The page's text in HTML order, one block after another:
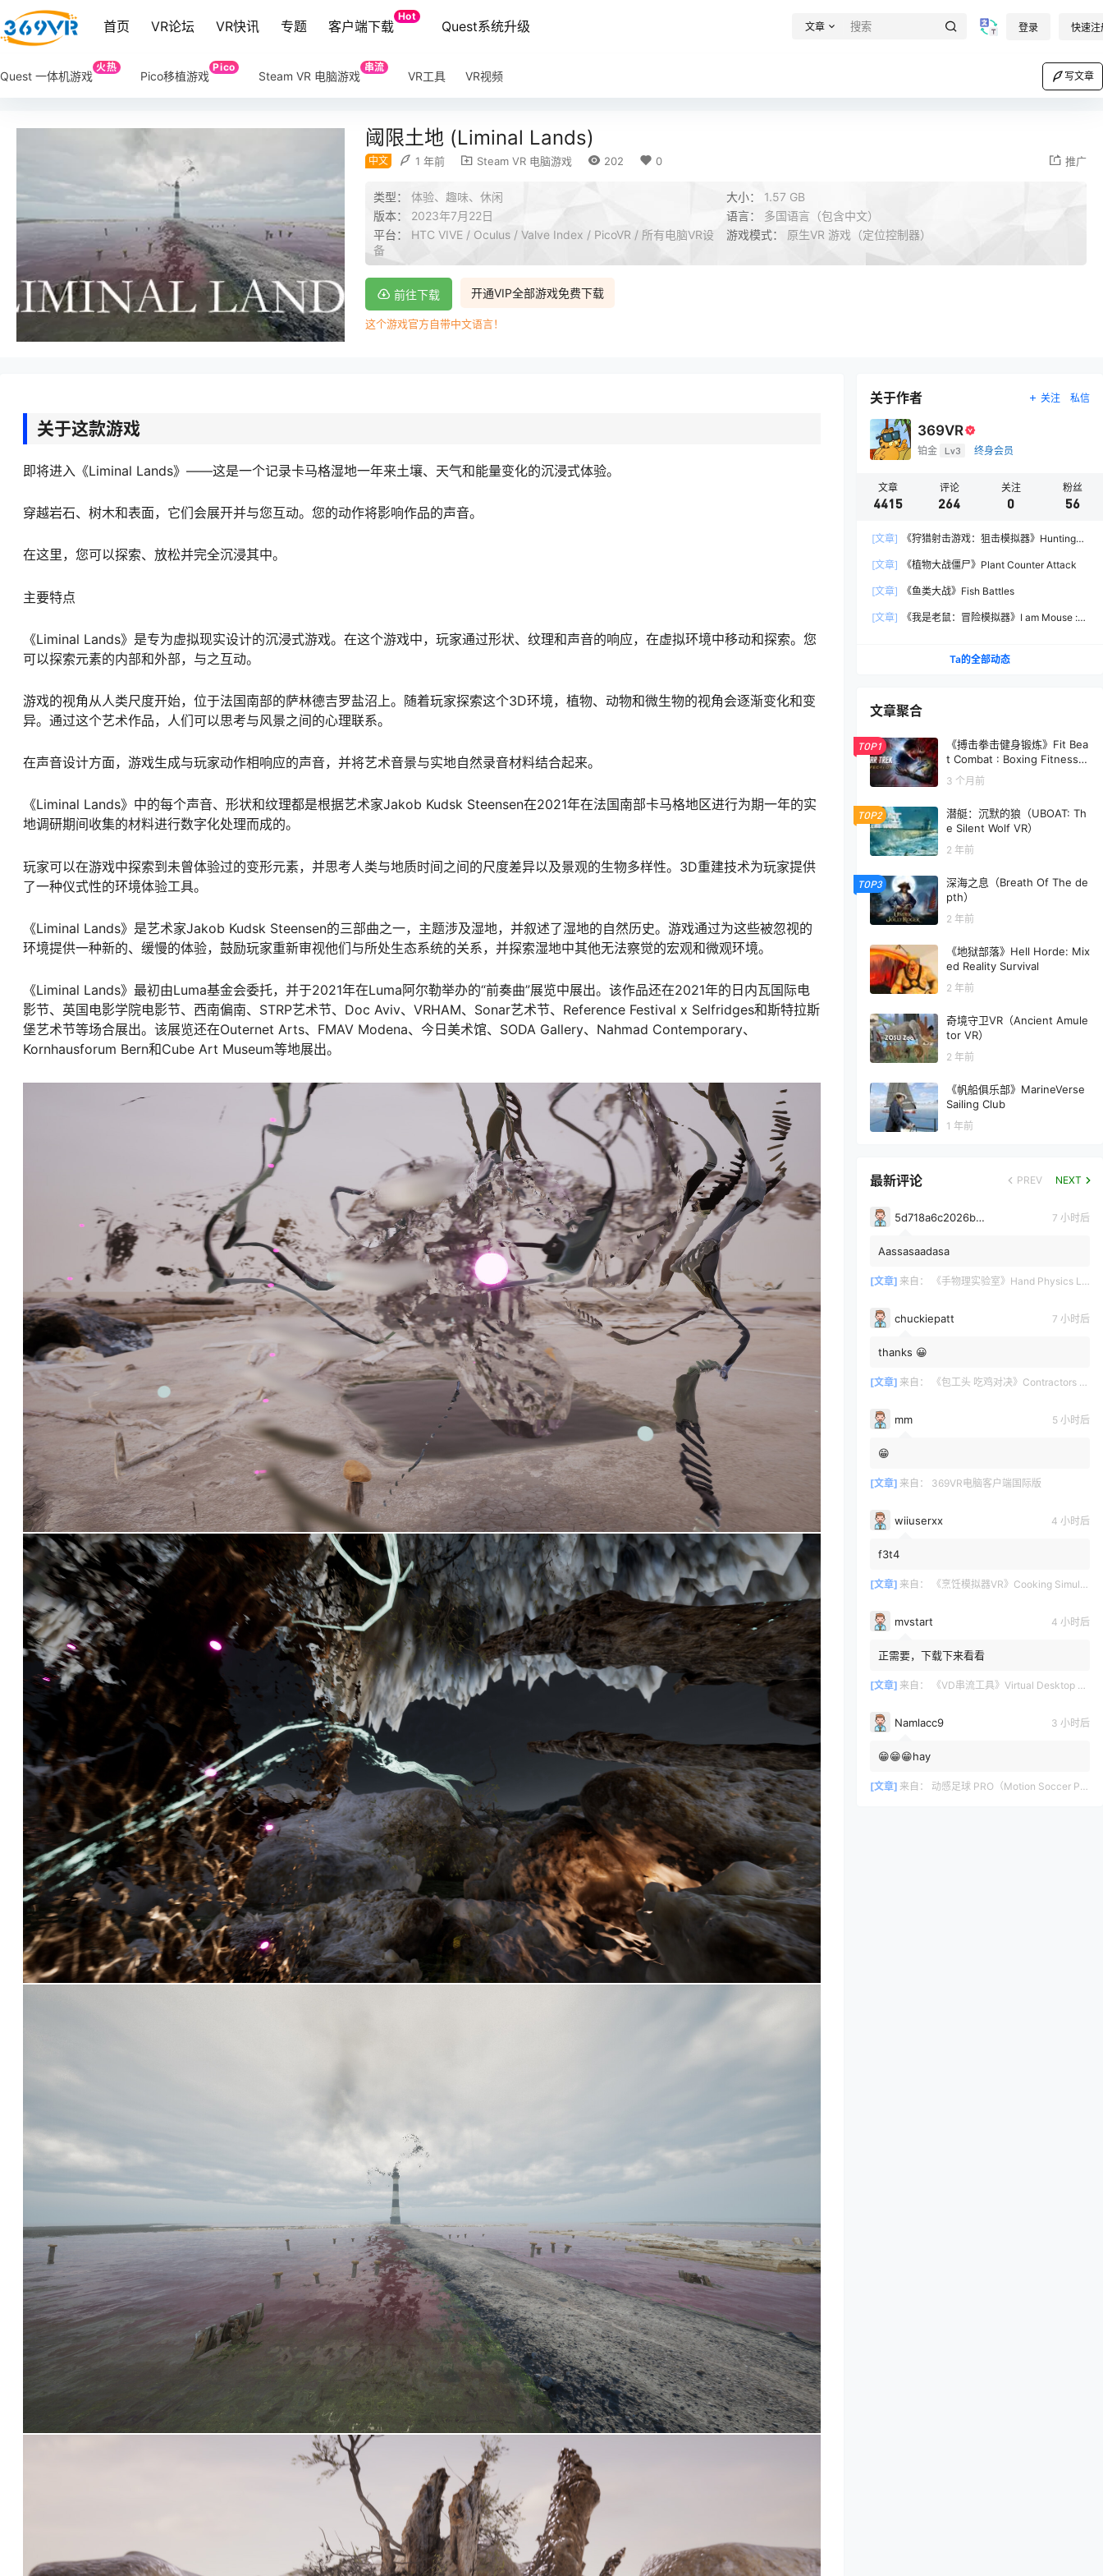
首页 VR论坛 VR快讯 专题 客户端下载
Hot
Quest系统升级 文章 登录 快速注
Quest 一体机游戏
火热
Pico移植游戏
Pico
Steam VR 电脑游戏
串流
VR工具 VR视频 写文章
阈限土地 (Liminal Lands)
中文 1 年前 Steam VR 电脑游戏 202 0 推广
类型： 体验、趣味、休闲 大小： 1.57 GB
版本： 2023年7月22日 语言： 多国语言（包含中文）
平台： HTC VIVE / Oculus / Valve Index / PicoVR / 所有电脑VR设
备
游戏模式： 原生VR 游戏（定位控制器）
开通VIP全部游戏免费下载
前往下载
这个游戏官方自带中文语言！
关于这款游戏
即将进入《Liminal Lands》——这是一个记录卡马格湿地一年来土壤、天气和能量变化的沉浸式体验。
穿越岩石、树木和表面，它们会展开并与您互动。您的动作将影响作品的声音。
在这里，您可以探索、放松并完全沉浸其中。
主要特点
《Liminal Lands》是专为虚拟现实设计的沉浸式游戏。在这个游戏中，玩家通过形状、纹理和声音的响应，在虚拟环境中移动和探索。您
可以探索元素的内部和外部，与之互动。
游戏的视角从人类尺度开始，位于法国南部的萨林德吉罗盐沼上。随着玩家探索这个3D环境，植物、动物和微生物的视角会逐渐变化和变
异。通过这个艺术作品，人们可以思考与风景之间的心理联系。
在声音设计方面，游戏生成与玩家动作相响应的声音，并将艺术音景与实地自然录音材料结合起来。
《Liminal Lands》中的每个声音、形状和纹理都是根据艺术家Jakob Kudsk Steensen在2021年在法国南部卡马格地区进行为期一年的实
地调研期间收集的材料进行数字化处理而成的。
玩家可以在游戏中探索到未曾体验过的变形元素，并思考人类与地质时间之间的尺度差异以及景观的生物多样性。3D重建技术为玩家提供
了一种仪式性的环境体验工具。
《Liminal Lands》是艺术家Jakob Kudsk Steensen的三部曲之一，主题涉及湿地，并叙述了湿地的自然历史。游戏通过为这些被忽视的
环境提供一种新的、缓慢的体验，鼓励玩家重新审视他们与所处生态系统的关系，并探索湿地中其他无法察觉的宏观和微观环境。
《Liminal Lands》最初由Luma基金会委托，并于2021年在Luma阿尔勒举办的“前奏曲”展览中展出。该作品还在2021年的日内瓦国际电
影节、英国电影学院电影节、西南偏南、STRP艺术节、Doc Aviv、VRHAM、Sonar艺术节、Reference Festival x Selfridges和斯特拉斯
堡艺术节等场合展出。该展览还在Outernet Arts、FMAV Modena、今日美术馆、SODA Gallery、Nahmad Contemporary、
Kornhausforum Bern和Cube Art Museum等地展出。
关于作者 关注 私信
369VR
铂金 Lv3 终身会员
文章
4415
评论
264
关注
0
粉丝
56
[文章]
《狩猎射击游戏：狙击模拟器》Hunting
[文章]
《植物大战僵尸》Plant Counter Attack
[文章] 《鱼类大战》Fish Battles
[文章]
《我是老鼠：冒险模拟器》I am Mouse :
Ta的全部动态
文章聚合
TOP1
《搏击拳击健身锻炼》Fit Bea
t Combat : Boxing Fitness
Workout
3 个月前
TOP2
潜艇：沉默的狼（UBOAT: Th
e Silent Wolf VR）
2 年前
TOP3
深海之息（Breath Of The de
pth）
2 年前
《地狱部落》Hell Horde: Mix
ed Reality Survival
2 年前
奇境守卫VR（Ancient Amule
tor VR）
2 年前
《帆船俱乐部》MarineVerse
Sailing Club
1 年前
最新评论 PREV NEXT
5d718a6c2026b3700bdc0c971e6d75361628 7 小时后
Aassasaadasa
[文章] 来自： 《手物理实验室》Hand Physics Lab
chuckiepatt 7 小时后
thanks 😀
[文章] 来自： 《包工头 吃鸡对决》Contractors Showdown
mm 5 小时后
😁
[文章] 来自： 369VR电脑客户端国际版
wiiuserxx 4 小时后
f3t4
[文章] 来自： 《烹饪模拟器VR》Cooking Simulator VR
mvstart 4 小时后
正需要，下载下来看看
[文章] 来自： 《VD串流工具》Virtual Desktop 破解版
Namlacc9 3 小时后
😁😁😁hay
[文章] 来自： 动感足球 PRO（Motion Soccer PRO）